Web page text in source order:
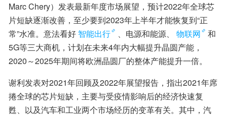
Marc Chery）发表最新年度市场展望，预计2022年全球芯
片短缺逐渐改善，至少要到2023年上半年才能恢复到“正
常”水准。意法看好 智能出行 、电源和能源、 物联网
和
5G等三大商机，计划在未来4年内大幅提升晶圆产能，
2020～2025年期间将欧洲晶圆厂的整体产能提升一倍。
谢利发表对2021年回顾及2022年展望报告，指出2021年席
捲全球的芯片短缺，主要与受疫情影响后的经济快速复
甦、以及汽车和工业两个市场经历的变革有关。其中，汽